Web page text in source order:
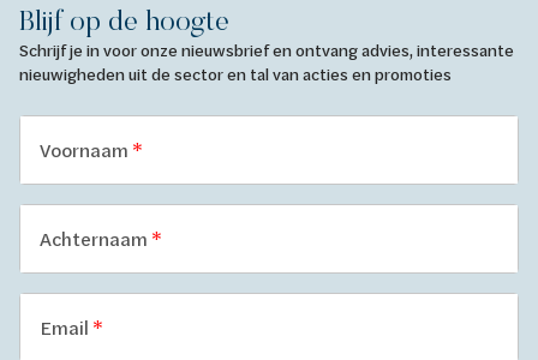
Blijf op de hoogte
Schrijf je in voor onze nieuwsbrief en ontvang advies, interessante
nieuwigheden uit de sector en tal van acties en promoties
Voornaam
Achternaam
Email